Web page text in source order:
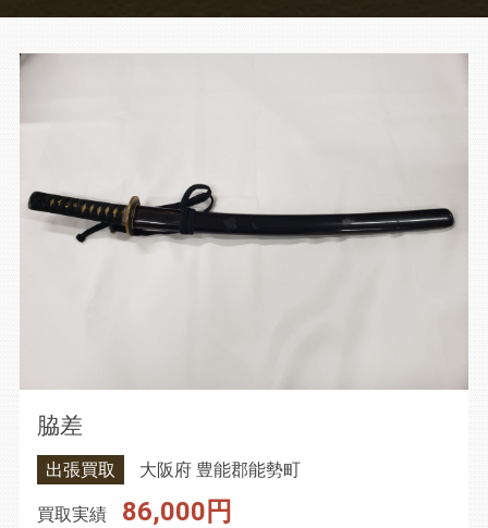
脇差
出張買取 大阪府 豊能郡能勢町
買取実績 86,000円